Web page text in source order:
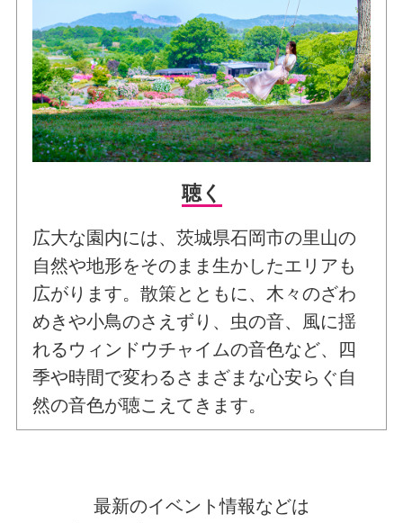
聴く
広大な園内には、茨城県石岡市の里山の
自然や地形をそのまま生かしたエリアも
広がります。散策とともに、木々のざわ
めきや小鳥のさえずり、虫の音、風に揺
れるウィンドウチャイムの音色など、四
季や時間で変わるさまざまな心安らぐ自
然の音色が聴こえてきます。
最新のイベント情報などは